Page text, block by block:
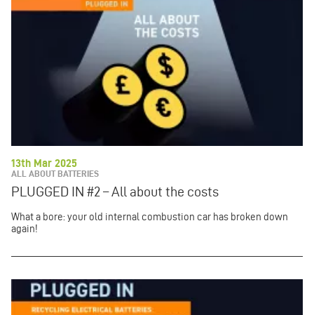
13th Mar 2025
ALL ABOUT BATTERIES
PLUGGED IN #2 – All about the costs
What a bore: your old internal combustion car has broken down
again!